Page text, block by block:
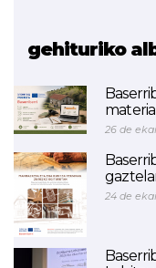
gehituriko
26 de
24 de